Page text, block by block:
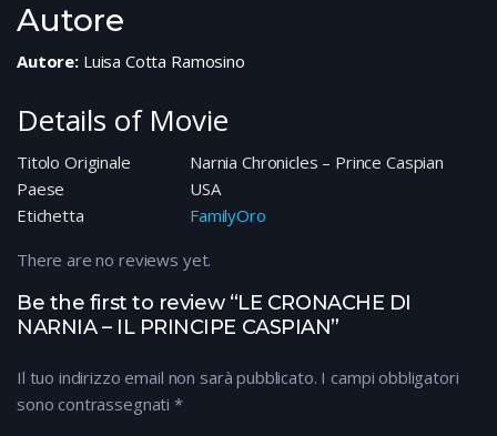
Autore
Autore:Luisa Cotta Ramosino
Details of Movie
Titolo Originale
Narnia Chronicles – Prince Caspian
Paese
USA
Etichetta
FamilyOro
Be the first to review “LE CRONACHE DI
NARNIA – IL PRINCIPE CASPIAN”
Il tuo indirizzo email non sarà pubblicato. I campi obbligatori
sono contrassegnati *
There are no reviews yet.